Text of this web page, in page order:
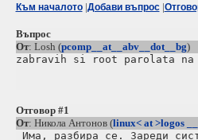
Към началото|Добави въпрос|
Въпрос
От: Losh (pcomp__at__abv__dot__bg)
Отговор #1
От: Никола Антонов (linux< at >logos
Има, разбира се. Зареди